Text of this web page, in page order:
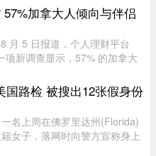
个儿子。韦唯，原名张菊霞，
日出生于 ...
加拿大人倾向与伴侣
月 5 日报道，个人理财平台
项新调查显示，57% 的加拿大
639 名加拿大成年人的反馈，
最受欢 ...
国路检 被搜出12张假身份
一名上周在佛罗里达州(Florida)
女子，落网时向警方宣称身上